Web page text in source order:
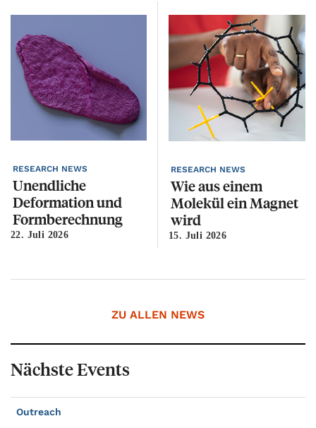
RESEARCH NEWS
Unendliche
Deformation und
Formberechnung
22. Juli 2026
RESEARCH NEWS
Wie aus einem
Molekül ein Magnet
wird
15. Juli 2026
ZU ALLEN NEWS
Nächste Events
Outreach